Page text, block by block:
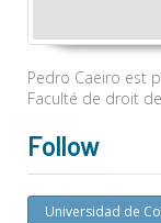
Pedro Caeiro est
Faculté de droit
Follow
Universidad de